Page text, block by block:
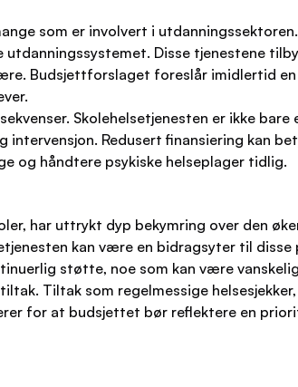
som er involvert i
Disse tjenestene
Budsjettforslaget foreslår imidlertid
Skolehelsetjenesten er ikke
Redusert finansiering kan
og håndtere psykiske helseplager tidlig.
har uttrykt dyp bekymring over den
kan være en bidragsyter til
støtte, noe som kan være
Tiltak som regelmessige
for at budsjettet bør reflektere en